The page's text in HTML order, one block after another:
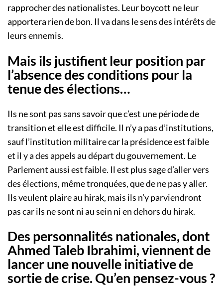
rapprocher des nationalistes. Leur boycott ne leur
apportera rien de bon. Il va dans le sens des intérêts de
leurs ennemis.
Mais ils justifient leur position par
l’absence des conditions pour la
tenue des élections…
Ils ne sont pas sans savoir que c’est une période de
transition et elle est difficile. Il n’y a pas d’institutions,
sauf l’institution militaire car la présidence est faible
et il y a des appels au départ du gouvernement. Le
Parlement aussi est faible. Il est plus sage d’aller vers
des élections, même tronquées, que de ne pas y aller.
Ils veulent plaire au hirak, mais ils n’y parviendront
pas car ils ne sont ni au sein ni en dehors du hirak.
Des personnalités nationales, dont
Ahmed Taleb Ibrahimi, viennent de
lancer une nouvelle initiative de
sortie de crise. Qu’en pensez-vous ?